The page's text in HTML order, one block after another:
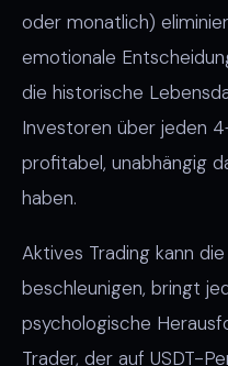
oder monatlich)
emotionale
die historische
Investoren über jeden
profitabel, unabhängig
haben.
Aktives Trading kann
beschleunigen, bringt
psychologische
Trader, der auf USDT-